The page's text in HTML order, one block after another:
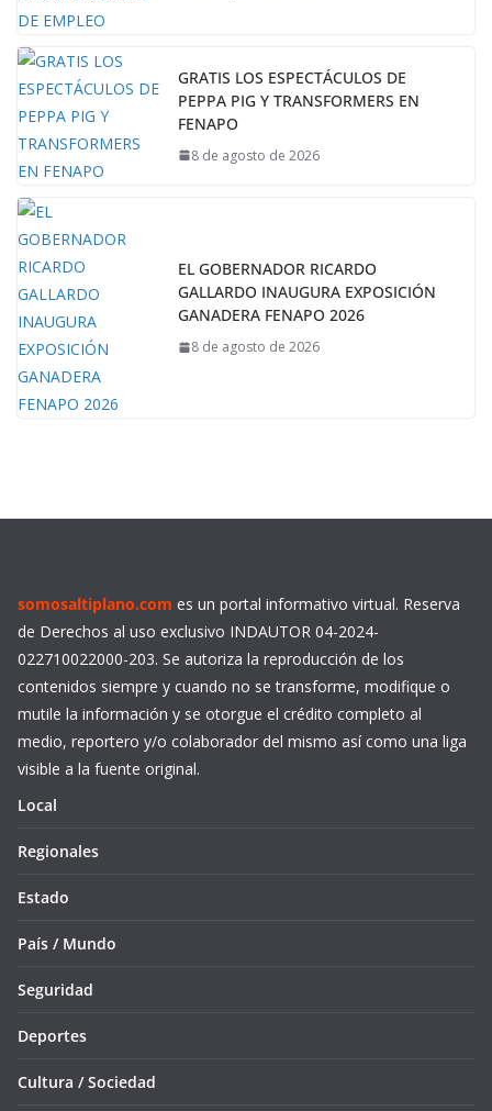
GRATIS LOS ESPECTÁCULOS DE
PEPPA PIG Y TRANSFORMERS EN
FENAPO
8 de agosto de 2026
EL GOBERNADOR RICARDO
GALLARDO INAUGURA EXPOSICIÓN
GANADERA FENAPO 2026
8 de agosto de 2026
somosaltiplano.com es un portal informativo virtual. Reserva
de Derechos al uso exclusivo INDAUTOR 04-2024-
022710022000-203. Se autoriza la reproducción de los
contenidos siempre y cuando no se transforme, modifique o
mutile la información y se otorgue el crédito completo al
medio, reportero y/o colaborador del mismo así como una liga
visible a la fuente original.
Local
Regionales
Estado
País / Mundo
Seguridad
Deportes
Cultura / Sociedad